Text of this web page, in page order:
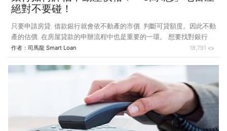
絕對不要碰！
只要申請房貸, 借款銀行就會依不動產的市價, 判斷可貸額度。因此不動
產的估價, 在房屋貸款的申辦流程中也是重要的一環。 想要找對銀行多
貸一些，得注意「3高1惡」的地雷屋，別讓自己被貸款隱形殺手害到，
房貸額度大幅減少。什麼樣的房子, 有可能會被銀行低估呢？第1高：空
屋率高 - 通常為郊區、新市鎮如果你買的新房子建設都好了，卻沒什麼
鄰居入住，這個時候得當心，如果不是採用建商協辦的銀行，恐怕銀行
的額度不會太高，因為這樣的社區除了是剛蓋好，就是少數的住戶，得
負擔全社區的管理費用，對銀行來說危險性提高，當然借錢喊不！第2
高：公設比高如果你的房子廣告號稱萬坪公園、戶戶有溫泉甚至游泳池
作者： 司馬龍 Smart Loan 18,791